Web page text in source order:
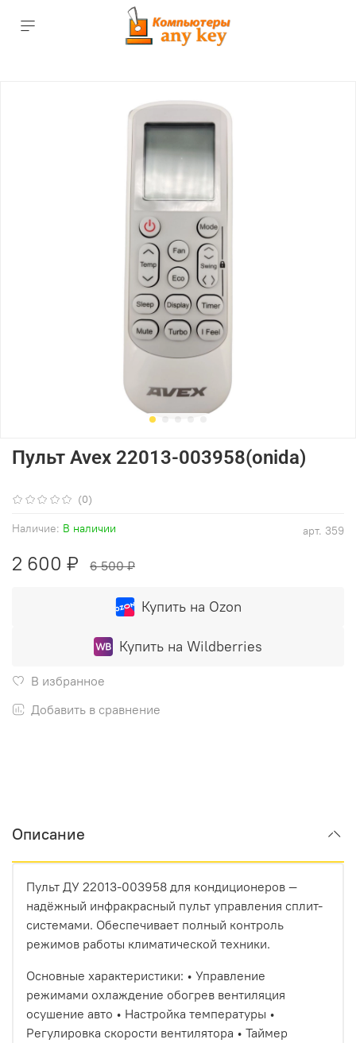
(0)
арт. 359
Наличие: В наличии
Пульт Avex 22013-003958(onida)
2 600 ₽ 6 500 ₽
Купить на Ozon
Купить на Wildberries
В избранное
Добавить в сравнение
Описание
Пульт ДУ 22013-003958 для кондиционеров —
надёжный инфракрасный пульт управления сплит-
системами. Обеспечивает полный контроль
режимов работы климатической техники.
Основные характеристики: • Управление
режимами охлаждение обогрев вентиляция
осушение авто • Настройка температуры •
Регулировка скорости вентилятора • Таймер